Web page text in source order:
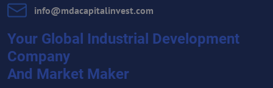
info​@mdacapitalinvest​.com
Your Global Industrial Development
Company
And Market Maker